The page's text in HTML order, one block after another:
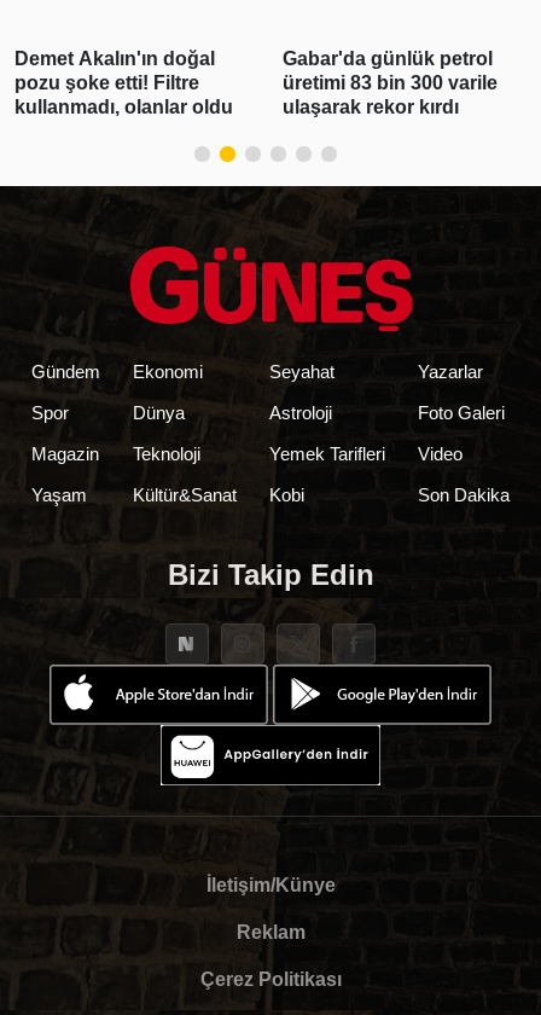
Demet Akalın'ın doğal
pozu şoke etti! Filtre
kullanmadı, olanlar oldu
Gabar'da günlük petrol
üretimi 83 bin 300 varile
ulaşarak rekor kırdı
Gündem
Spor
Magazin
Yaşam
Ekonomi
Dünya
Teknoloji
Kültür&Sanat
Seyahat
Astroloji
Yemek Tarifleri
Kobi
Yazarlar
Foto Galeri
Video
Son Dakika
Bizi Takip Edin
İletişim/Künye
Reklam
Çerez Politikası